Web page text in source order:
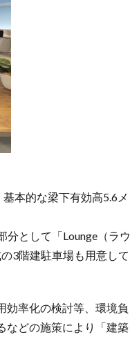
本的な梁下有効高5.6メ
として「Lounge（ラウ
3階建駐車場も用意して
効率化の検討等、環境負
などの施策により「建築